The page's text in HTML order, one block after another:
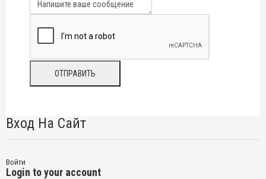
Вход На Сайт
Войти
Login to your account